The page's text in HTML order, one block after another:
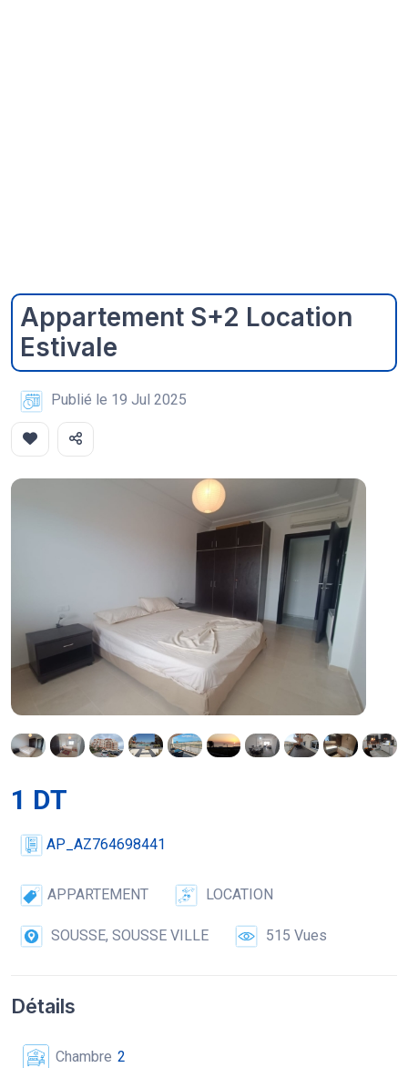
Appartement S+2 Location
Estivale
Publié le 19 Jul 2025
1 DT
AP_AZ764698441
APPARTEMENT LOCATION
SOUSSE, SOUSSE VILLE 515 Vues
Détails
Chambre 2